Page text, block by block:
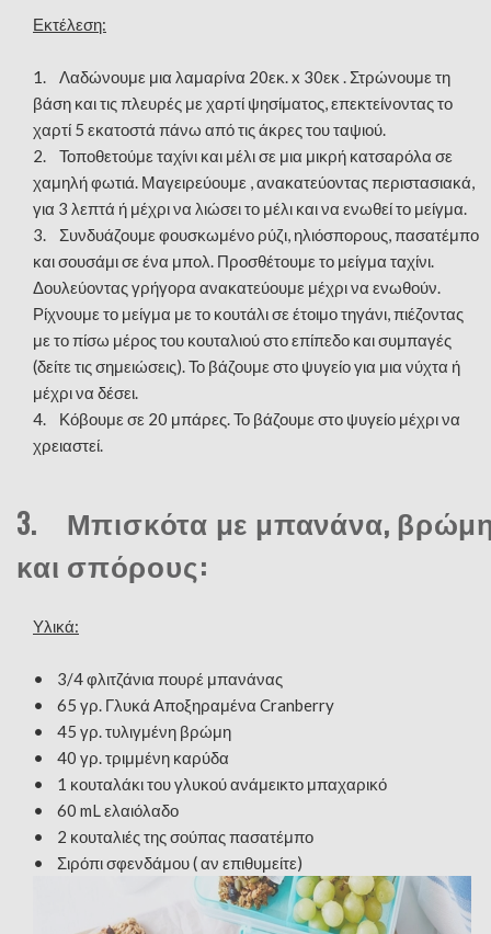
Εκτέλεση:
1. Λαδώνουμε μια λαμαρίνα 20εκ. x 30εκ . Στρώνουμε τη
βάση και τις πλευρές με χαρτί ψησίματος, επεκτείνοντας το
χαρτί 5 εκατοστά πάνω από τις άκρες του ταψιού.
2. Τοποθετούμε ταχίνι και μέλι σε μια μικρή κατσαρόλα σε
χαμηλή φωτιά. Μαγειρεύουμε , ανακατεύοντας περιστασιακά,
για 3 λεπτά ή μέχρι να λιώσει το μέλι και να ενωθεί το μείγμα.
3. Συνδυάζουμε φουσκωμένο ρύζι, ηλιόσπορους, πασατέμπο
και σουσάμι σε ένα μπολ. Προσθέτουμε το μείγμα ταχίνι.
Δουλεύοντας γρήγορα ανακατεύουμε μέχρι να ενωθούν.
Ρίχνουμε το μείγμα με το κουτάλι σε έτοιμο τηγάνι, πιέζοντας
με το πίσω μέρος του κουταλιού στο επίπεδο και συμπαγές
(δείτε τις σημειώσεις). Το βάζουμε στο ψυγείο για μια νύχτα ή
μέχρι να δέσει.
4. Κόβουμε σε 20 μπάρες. Το βάζουμε στο ψυγείο μέχρι να
χρειαστεί.
3. Μπισκότα με μπανάνα,
και σπόρους:
Υλικά:
• 3/4 φλιτζάνια πουρέ μπανάνας
• 65 γρ. Γλυκά Αποξηραμένα Cranberry
• 45 γρ. τυλιγμένη βρώμη
• 40 γρ. τριμμένη καρύδα
• 1 κουταλάκι του γλυκού ανάμεικτο μπαχαρικό
• 60 mL ελαιόλαδο
• 2 κουταλιές της σούπας πασατέμπο
• Σιρόπι σφενδάμου ( αν επιθυμείτε)